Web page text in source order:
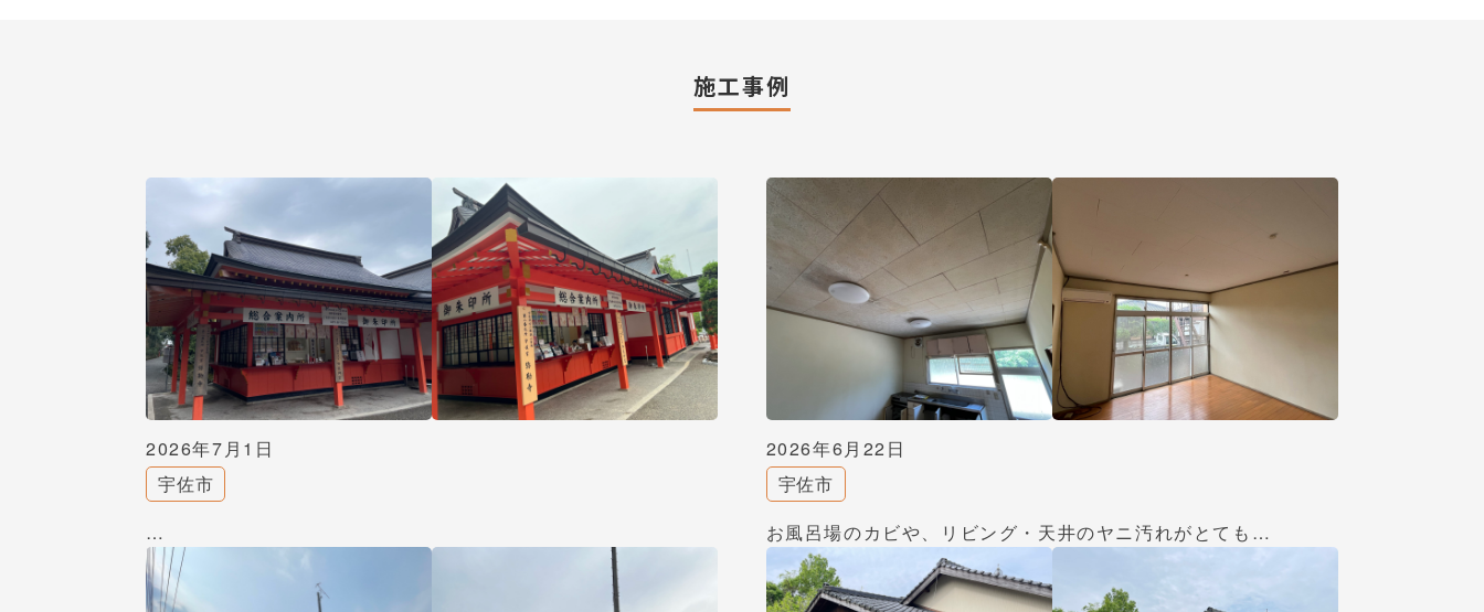
施工事例
2026年7月1日
宇佐市
…
2026年6月22日
宇佐市
お風呂場のカビや、リビング・天井のヤニ汚れがとても…